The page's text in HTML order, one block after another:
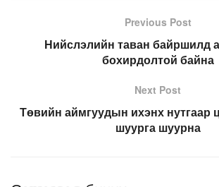
Previous Post
Нийслэлийн таван байршилд
бохирдолтой байна
Next Post
Төвийн аймгуудын ихэнх нутгаар
шуурга шуурна